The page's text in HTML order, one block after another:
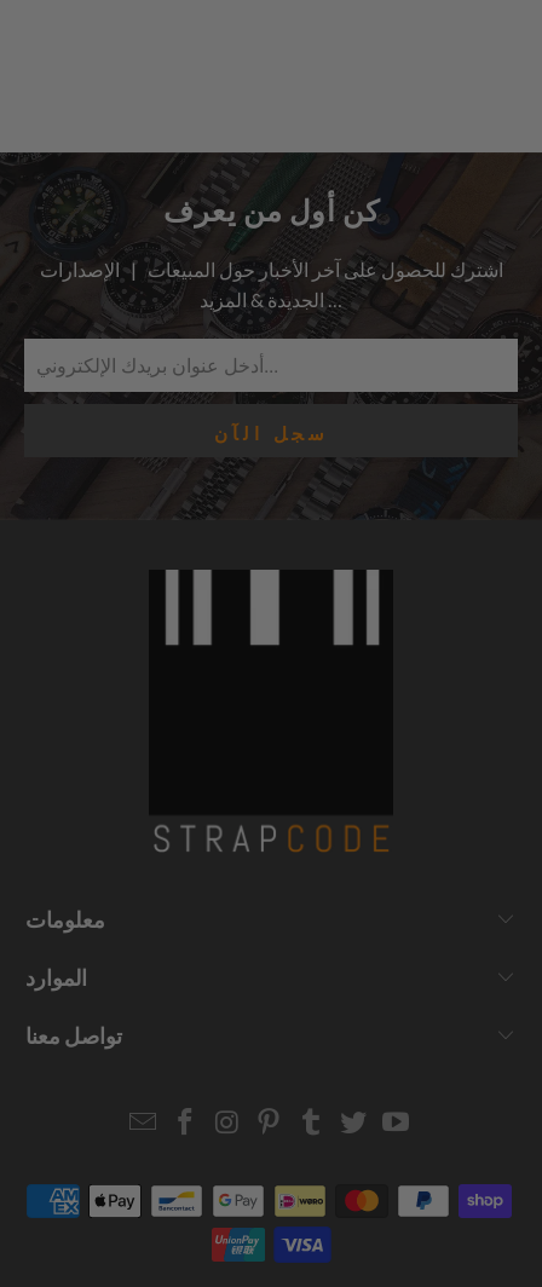
كن أول من يعرف
اشترك للحصول على آخر الأخبار حول المبيعات | الإصدارات
الجديدة & المزيد …
معلومات
الموارد
تواصل معنا
EmailStrapcode
Facebook
Strapcode
Instagram
Strapcode
Pinterest
Strapcode
Tumblr
Strapcode
TwitterYouTube